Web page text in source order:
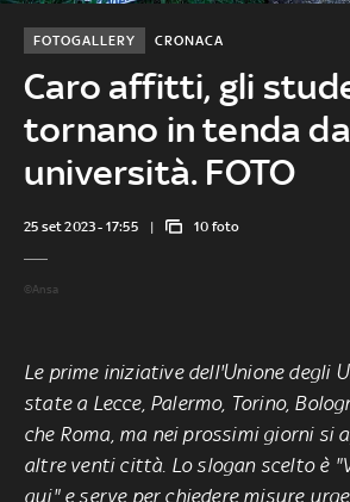
Caro affitti, gli
tornano in tenda
università. FOTO
CRONACA
FOTOGALLERY
25 set 2023 - 17:55 10 foto
©Ansa
Le prime iniziative dell'Unione degli
state a Lecce, Palermo, Torino,
che Roma, ma nei prossimi giorni si
altre venti città. Lo slogan scelto è
qui" e serve per chiedere misure